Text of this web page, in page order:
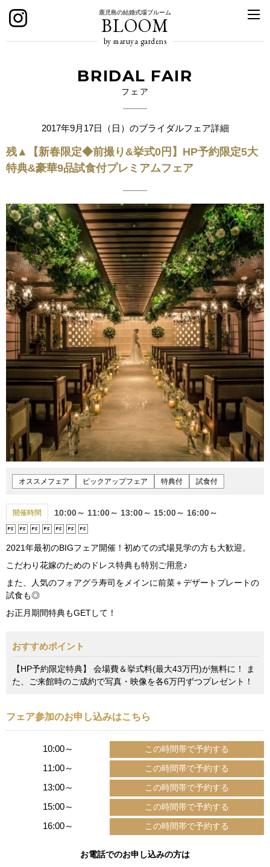
鹿児島の結婚式場ブルーム
BLOOM
by maruya gardens
BRIDAL FAIR
フェア
2017年9月17日（日）のブライダルフェア詳細
残▲【新春限定◆前撮り&挙式0円】HP予約限定5大
特典&豪華9品試食付プレミアムフェア
オススメフェア ピックアップフェア 特典付 試食付
開催時間 10:00～ 11:00～ 13:00～ 15:00～ 16:00～
2021年最初のBIGフェア開催！初めての式場見学の方も大歓迎。
こだわり花嫁のためのドレス特典も特別ご用意♪
また、人気のフォアグラ寿司をメインに前菜＋デザートプレートの
試食も◎
お正月期間特典もGETして！
おすすめポイント
【HP予約限定特典】 会場費＆挙式料(最大43万円)が無料に！ ま
た、ご来館時のご成約で写真・映像を各6万円ずつプレゼント！
フェア参加のお申し込みはこちら
10:00～
11:00～
13:00～
15:00～
16:00～
お電話でのお申し込みの方は